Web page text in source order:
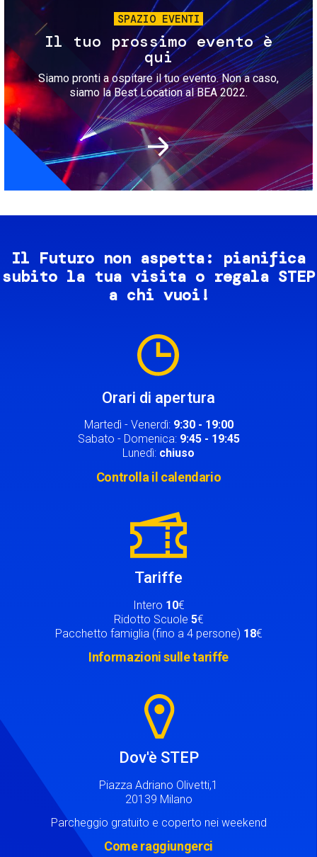
SPAZIO EVENTI
Il tuo prossimo evento è
qui
Siamo pronti a ospitare il tuo evento. Non a caso,
siamo la Best Location al BEA 2022.
Il Futuro non aspetta: pianifica
subito la tua visita o regala STEP
a chi vuoi!
Orari di apertura
Martedì - Venerdì: 9:30 - 19:00
Sabato - Domenica: 9:45 - 19:45
Lunedì: chiuso
Controlla il calendario
Tariffe
Intero 10€
Ridotto Scuole 5€
Pacchetto famiglia (fino a 4 persone) 18€
Informazioni sulle tariffe
Dov'è STEP
Piazza Adriano Olivetti,1
20139 Milano
Parcheggio gratuito e coperto nei weekend
Come raggiungerci